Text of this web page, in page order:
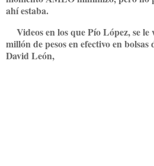
ahí estaba.
Videos en los que Pío López, se le
millón de pesos en efectivo en bolsas
David León,